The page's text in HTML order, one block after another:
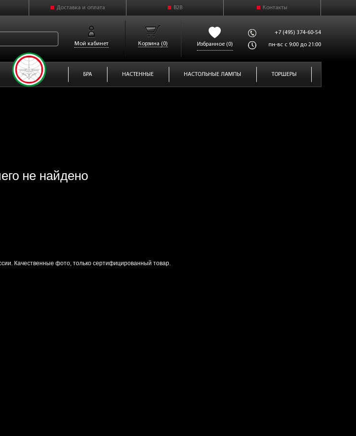
Доставка и оплата B2B Контакты
Мой кабинет Корзина (0) Избранное (0)
+7 (495) 374-60-54
пн-вс с 9:00 до 21:00
БРА НАСТЕННЫЕ НАСТОЛЬНЫЕ ЛАМПЫ ТОРШЕРЫ
не найдено
Качественные фото, только сертифицированный товар.